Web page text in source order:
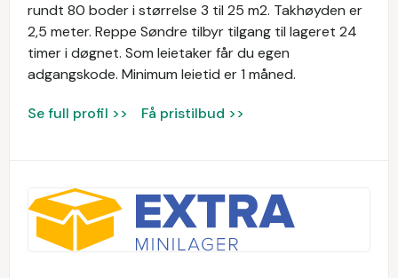
rundt 80 boder i størrelse 3 til 25 m2. Takhøyden er
2,5 meter. Reppe Søndre tilbyr tilgang til lageret 24
timer i døgnet. Som leietaker får du egen
adgangskode. Minimum leietid er 1 måned.
Se full profil >> Få pristilbud >>